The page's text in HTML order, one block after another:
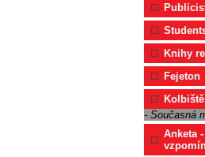
Knihy
Fejeton
Kolbiště
- Současná
Anketa